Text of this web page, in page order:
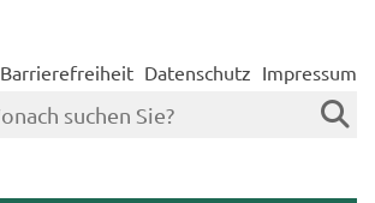
Barrierefreiheit Datenschutz Impressum